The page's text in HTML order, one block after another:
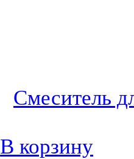
Смеситель
В корзину